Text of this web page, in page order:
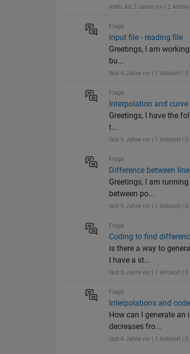
mehr als 5 Jahre vor | 2
Frage
input file - reading file
Greetings, I am
bu...
fast 6 Jahre vor | 1 Antwort | 0
Frage
Interpolation and
Greetings, I have the
t...
fast 6 Jahre vor | 1 Antwort | 0
Frage
Difference between
Greetings, I am
between po...
fast 6 Jahre vor | 1 Antwort | 0
Frage
Coding to find
is there a way to
I have a st...
fast 6 Jahre vor | 1 Antwort | 0
Frage
Interpolations and
How can I generate
decreases fro...
fast 6 Jahre vor | 1 Antwort | 0